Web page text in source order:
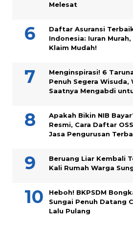
Melesat
Daftar Asuransi
Indonesia: Iuran
Klaim Mudah!
Menginspirasi! 6
Penuh Segera Wisuda,
Saatnya Mengabdi
Apakah Bikin NIB
Resmi, Cara Daftar
Jasa Pengurusan
Beruang Liar Kembali
Kali Rumah Warga
Heboh! BKPSDM
Sungai Penuh Datang
Lalu Pulang